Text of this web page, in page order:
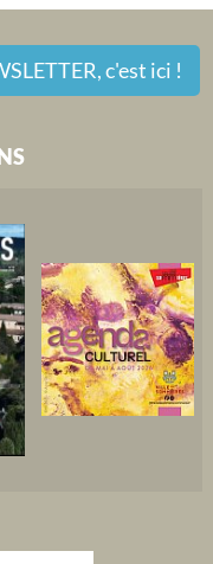
c'est ici !